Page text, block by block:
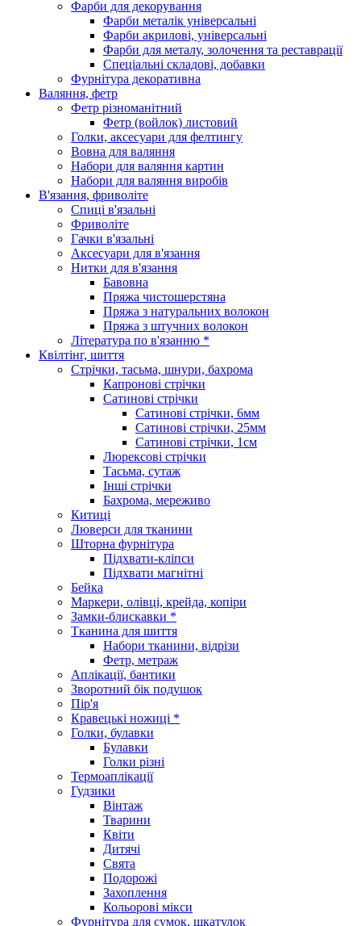
Фарби для декорування
Фарби металік універсальні
Фарби акрилові, універсальні
Фарби для металу, золочення та реставрації
Спеціальні складові, добавки
Фурнітура декоративна
Валяння, фетр
Фетр різноманітний
Фетр (войлок) листовий
Голки, аксесуари для фелтингу
Вовна для валяння
Набори для валяння картин
Набори для валяння виробів
В'язання, фриволіте
Спиці в'язальні
Фриволіте
Гачки в'язальні
Аксесуари для в'язання
Нитки для в'язання
Бавовна
Пряжа чистошерстяна
Пряжа з натуральних волокон
Пряжа з штучних волокон
Література по в'язанню *
Квілтінг, шиття
Стрічки, тасьма, шнури, бахрома
Капронові стрічки
Сатинові стрічки
Сатинові стрічки, 6мм
Сатинові стрічки, 25мм
Сатинові стрічки, 1см
Люрексові стрічки
Тасьма, сутаж
Інші стрічки
Бахрома, мереживо
Китиці
Люверси для тканини
Шторна фурнітура
Підхвати-кліпси
Підхвати магнітні
Бейка
Маркери, олівці, крейда, копіри
Замки-блискавки *
Тканина для шиття
Набори тканини, відрізи
Фетр, метраж
Аплікації, бантики
Зворотний бік подушок
Пір'я
Кравецькі ножиці *
Голки, булавки
Булавки
Голки різні
Термоаплікації
Гудзики
Вінтаж
Тварини
Квіти
Дитячі
Свята
Подорожі
Захоплення
Кольорові мікси
Фурнітура для сумок, шкатулок